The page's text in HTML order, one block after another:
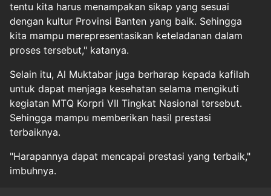
tentu kita harus menampakan sikap yang sesuai
dengan kultur Provinsi Banten yang baik. Sehingga
kita mampu merepresentasikan keteladanan dalam
proses tersebut," katanya.
Selain itu, Al Muktabar juga berharap kepada kafilah
untuk dapat menjaga kesehatan selama mengikuti
kegiatan MTQ Korpri VII Tingkat Nasional tersebut.
Sehingga mampu memberikan hasil prestasi
terbaiknya.
"Harapannya dapat mencapai prestasi yang terbaik,"
imbuhnya.